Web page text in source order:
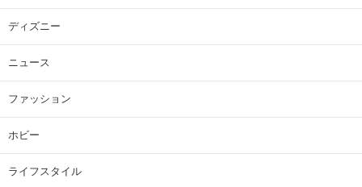
ディズニー
ニュース
ファッション
ホビー
ライフスタイル